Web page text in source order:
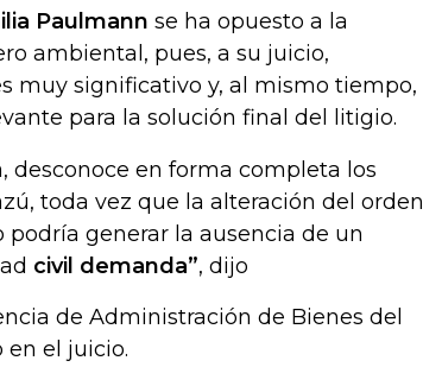
Paulmann se ha opuesto a la
ambiental, pues, a su juicio,
muy significativo y, al mismo tiempo,
para la solución final del litigio.
desconoce en forma completa los
toda vez que la alteración del orden
generar la ausencia de un
civil demanda”, dijo
de Administración de Bienes del
en el juicio.